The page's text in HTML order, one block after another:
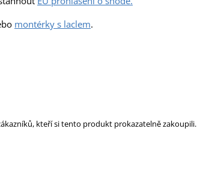
montérky s laclem.
kteří si tento produkt prokazatelně zakoupili.